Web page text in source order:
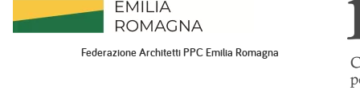
Federazione Architetti PPC Emilia Romagna